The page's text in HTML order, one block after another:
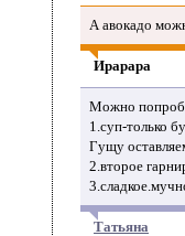
А авокадо
Ирарара
Можно
1.суп-только
Гущу
2.второе
Татьяна